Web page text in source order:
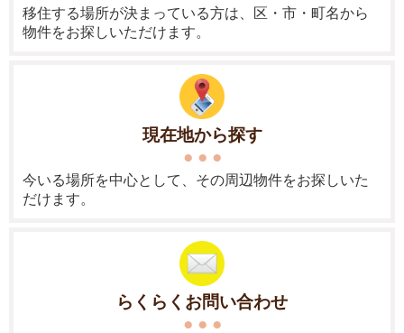
移住する場所が決まっている方は、区・市・町名から
物件をお探しいただけます。
現在地から探す
今いる場所を中心として、その周辺物件をお探しいた
だけます。
らくらくお問い合わせ